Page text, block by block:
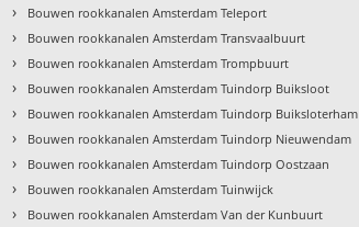
› Bouwen rookkanalen Amsterdam Teleport
› Bouwen rookkanalen Amsterdam Transvaalbuurt
› Bouwen rookkanalen Amsterdam Trompbuurt
› Bouwen rookkanalen Amsterdam Tuindorp Buiksloot
› Bouwen rookkanalen Amsterdam Tuindorp Buiksloterham
› Bouwen rookkanalen Amsterdam Tuindorp Nieuwendam
› Bouwen rookkanalen Amsterdam Tuindorp Oostzaan
› Bouwen rookkanalen Amsterdam Tuinwijck
› Bouwen rookkanalen Amsterdam Van der Kunbuurt